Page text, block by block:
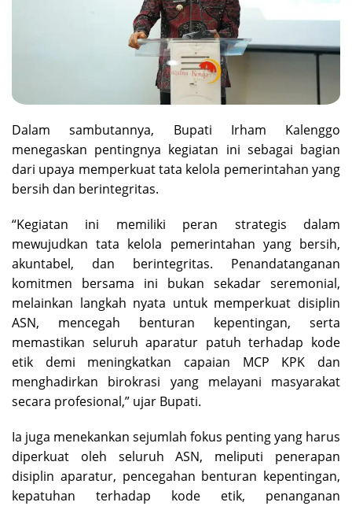
Dalam sambutannya, Bupati Irham Kalenggo
menegaskan pentingnya kegiatan ini sebagai bagian
dari upaya memperkuat tata kelola pemerintahan yang
bersih dan berintegritas.
“Kegiatan ini memiliki peran strategis dalam
mewujudkan tata kelola pemerintahan yang bersih,
akuntabel, dan berintegritas. Penandatanganan
komitmen bersama ini bukan sekadar seremonial,
melainkan langkah nyata untuk memperkuat disiplin
ASN, mencegah benturan kepentingan, serta
memastikan seluruh aparatur patuh terhadap kode
etik demi meningkatkan capaian MCP KPK dan
menghadirkan birokrasi yang melayani masyarakat
secara profesional,” ujar Bupati.
Ia juga menekankan sejumlah fokus penting yang harus
diperkuat oleh seluruh ASN, meliputi penerapan
disiplin aparatur, pencegahan benturan kepentingan,
kepatuhan terhadap kode etik, penanganan